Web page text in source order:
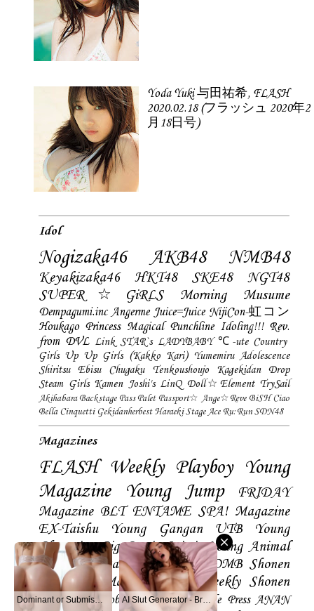
Dominant or Submissive? Cold or Wild? AI Slut Generator - Bring your Fantasies to life 🔥
Yoda Yuki 与田祐希, FLASH
2020.02.18 (フラッシュ 2020年2
月18日号)
Idol
Nogizaka46 AKB48 NMB48
Keyakizaka46 HKT48 SKE48
NGT48
SUPER☆GiRLS
Morning Musume
Dempagumi.inc Angerme Juice=Juice NijiCon-虹コン
Houkago Princess Magical Punchline Idoling!!! Rev.
from DVL Link STAR`s LADYBABY ℃-ute Country
Girls Up Up Girls (Kakko Kari) Yumemiru Adolescence
Shiritsu Ebisu Chugaku
Tenkoushoujo Kagekidan
Drop
Steam Girls Kamen Joshi's LinQ Doll☆Element TrySail
Akihabara Backstage Pass Palet Passport☆ Ange☆Reve BiSH Ciao
Bella Cinquetti Gekidanherbest Haraeki Stage Ace Ru:Run SDN48
Magazines
FLASH Weekly Playboy Young
Magazine
Young Jump
FRIDAY
Magazine BLT ENTAME SPA! Magazine
EX-Taishu
Young Gangan UTB
Young
Champion Big Comic Spirtis Young Animal
Shonen Magazine BUBKA BOMB Shonen
Champion Manga Action Weekly Shonen
Sunday Photobooks BRODY Hustle Press ANAN